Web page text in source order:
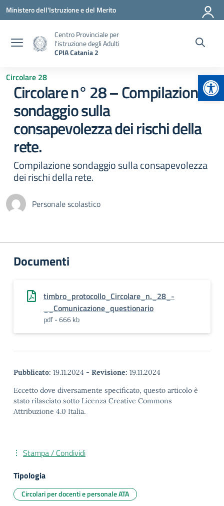
Vai ai contenuti
Vai al menu di navigazione
Vai al footer
Ministero dell'Istruzione e del Merito
Centro Provinciale per
l'istruzione degli Adulti
CPIA Catania 2
Circolare 28
Circolare n° 28 – Compilazione
sondaggio sulla
consapevolezza dei rischi della
rete.
Compilazione sondaggio sulla consapevolezza
dei rischi della rete.
Personale scolastico
Documenti
timbro_protocollo_Circolare_n._28_-
__Comunicazione_questionario
pdf - 666 kb
Pubblicato: 19.11.2024 - Revisione: 19.11.2024
Eccetto dove diversamente specificato, questo articolo è
stato rilasciato sotto Licenza Creative Commons
Attribuzione 4.0 Italia.
Stampa / Condividi
Tipologia
Circolari per docenti e personale ATA